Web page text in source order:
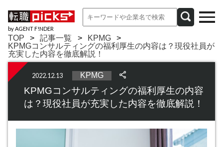
by AGENT F!NDER
TOP 記事一覧
KPMG
KPMGコンサルティングの福利厚生の内容は？現役社員が
充実した内容を徹底解説！
2022.12.13 KPMG
KPMGコンサルティングの福利厚生の内容
は？現役社員が充実した内容を徹底解説！